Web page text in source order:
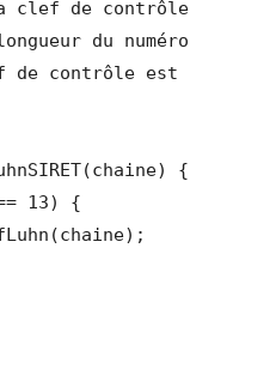
du numéro
de contrôle est
{